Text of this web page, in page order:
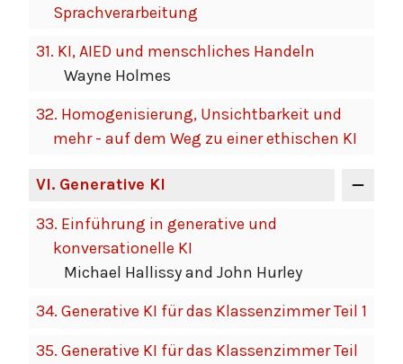
Sprachverarbeitung
31. KI, AIED und menschliches Handeln
Wayne Holmes
32. Homogenisierung, Unsichtbarkeit und
mehr - auf dem Weg zu einer ethischen KI
VI. Generative KI
33. Einführung in generative und
konversationelle KI
Michael Hallissy and John Hurley
34. Generative KI für das Klassenzimmer Teil 1
35. Generative KI für das Klassenzimmer Teil